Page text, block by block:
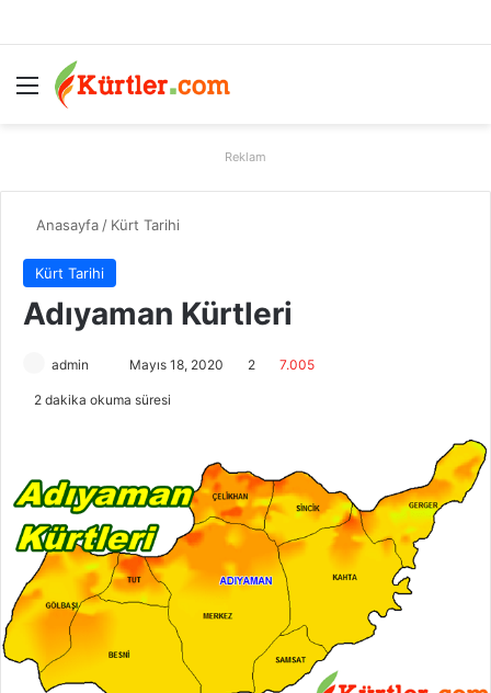
Menü
Reklam
Anasayfa / Kürt Tarihi
Kürt Tarihi
Adıyaman Kürtleri
admin
p
o
s
a
Mayıs 18, 2020 2 7.005
2 dakika okuma süresi